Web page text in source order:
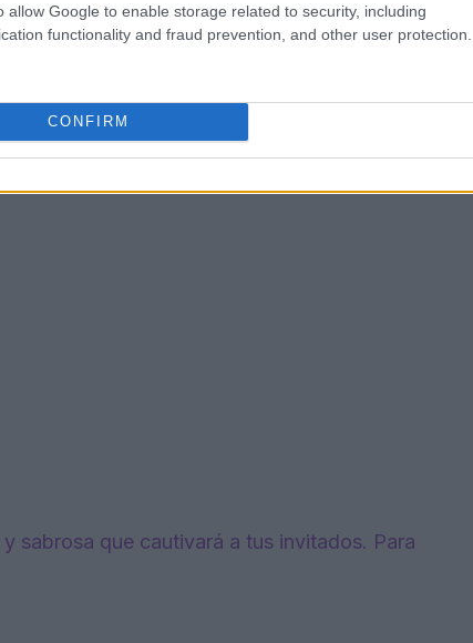
allow Google to enable storage related to security, including
functionality and fraud prevention, and other user protection.
CONFIRM
sabrosa que cautivará a tus invitados. Para